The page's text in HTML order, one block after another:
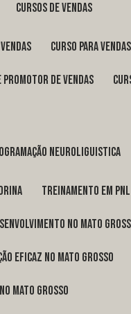
cursos de vendas
curso para vendas
promotor de vendas
neuroliguistica
treinamento em
no Mato
eficaz no Mato Grosso
Mato Grosso